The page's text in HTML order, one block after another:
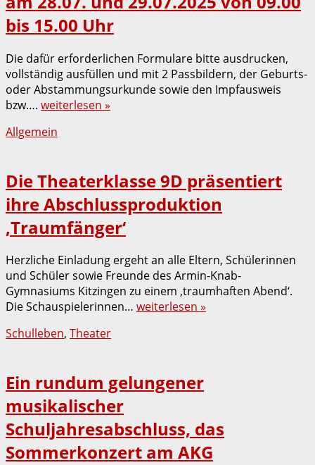
bis 15.00 Uhr
Die dafür erforderlichen Formulare bitte ausdrucken,
vollständig ausfüllen und mit 2 Passbildern, der Geburts-
oder Abstammungsurkunde sowie den Impfausweis
bzw…. weiterlesen »
Allgemein
Die Theaterklasse 9D präsentiert
ihre Abschlussproduktion
‚Traumfänger‘
Herzliche Einladung ergeht an alle Eltern, Schülerinnen
und Schüler sowie Freunde des Armin-Knab-
Gymnasiums Kitzingen zu einem ‚traumhaften Abend‘.
Die Schauspielerinnen… weiterlesen »
Schulleben, Theater
Ein rundum gelungener
musikalischer
Schuljahresabschluss, das
Sommerkonzert am AKG